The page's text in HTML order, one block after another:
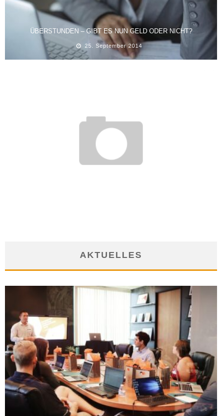
ÜBERSTUNDEN – GIBT ES NUN GELD ODER NICHT?
25. September 2014
AKTUELLES